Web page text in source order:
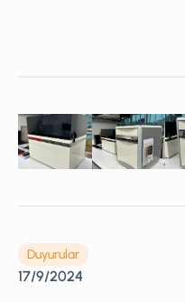
Duyurular
17/9/2024